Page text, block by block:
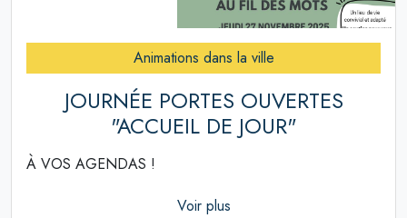
Animations dans la ville
JOURNÉE PORTES OUVERTES
"ACCUEIL DE JOUR"
À VOS AGENDAS !
Voir plus